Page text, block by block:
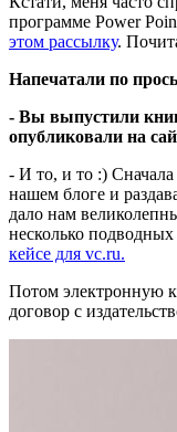
программе Power
этом рассылку.
Напечатали по
- Вы выпустили
опубликовали на
- И то, и то :)
нашем блоге и
дало нам
несколько
кейсе для vc.ru.
Потом электронную
договор с